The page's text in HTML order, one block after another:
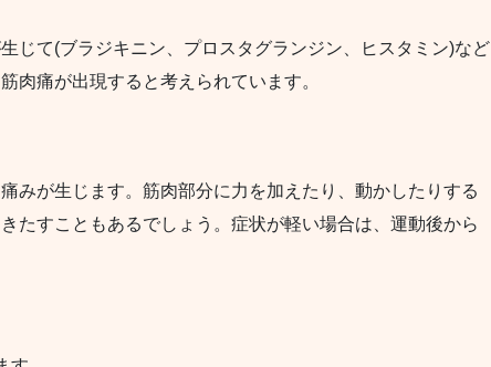
じて(ブラジキニン、プロスタグランジン、ヒスタミン)など
肉痛が出現すると考えられています。
みが生じます。筋肉部分に力を加えたり、動かしたりする
たすこともあるでしょう。症状が軽い場合は、運動後から